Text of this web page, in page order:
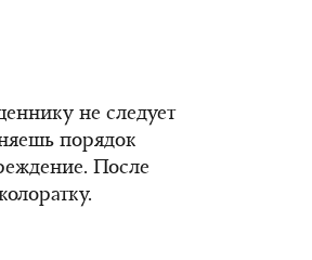
не следует
порядок
После